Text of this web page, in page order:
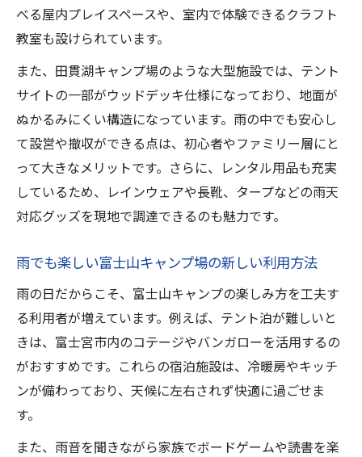
べる屋内プレイスペースや、室内で体験できるクラフト
教室も設けられています。
また、田貫湖キャンプ場のような大型施設では、テント
サイトの一部がウッドデッキ仕様になっており、地面が
ぬかるみにくい構造になっています。雨の中でも安心し
て設営や撤収ができる点は、初心者やファミリー層にと
って大きなメリットです。さらに、レンタル用品も充実
しているため、レインウェアや長靴、タープなどの雨天
対応グッズを現地で調達できるのも魅力です。
雨でも楽しい富士山キャンプ場の新しい利用方法
雨の日だからこそ、富士山キャンプの楽しみ方を工夫す
る利用者が増えています。例えば、テント泊が難しいと
きは、富士宮市内のコテージやバンガローを活用するの
がおすすめです。これらの宿泊施設は、冷暖房やキッチ
ンが備わっており、天候に左右されず快適に過ごせま
す。
また、雨音を聞きながら家族でボードゲームや読書を楽